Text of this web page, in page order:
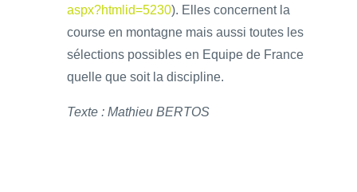
aspx?htmlid=5230). Elles concernent la
course en montagne mais aussi toutes les
sélections possibles en Equipe de France
quelle que soit la discipline.
Texte : Mathieu BERTOS